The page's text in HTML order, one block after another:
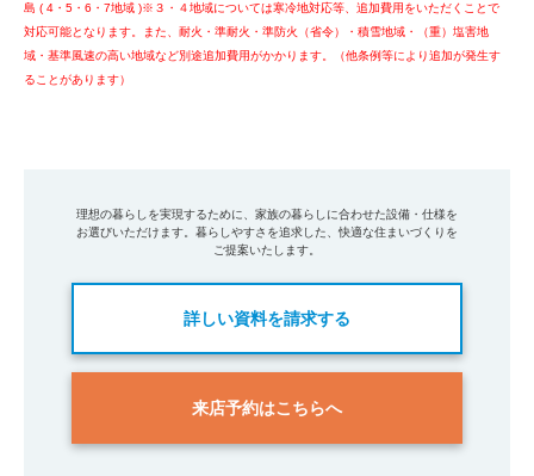
島 ( 4・5・6・7地域 )※３・４地域については寒冷地対応等、追加費用をいただくことで
対応可能となります。また、耐火・準耐火・準防火（省令）・積雪地域・（重）塩害地
域・基準風速の高い地域など別途追加費用がかかります。（他条例等により追加が発生す
ることがあります）
理想の暮らしを実現するために、家族の暮らしに合わせた設備・仕様を
お選びいただけます。暮らしやすさを追求した、快適な住まいづくりを
ご提案いたします。
詳しい資料を請求する
来店予約はこちらへ